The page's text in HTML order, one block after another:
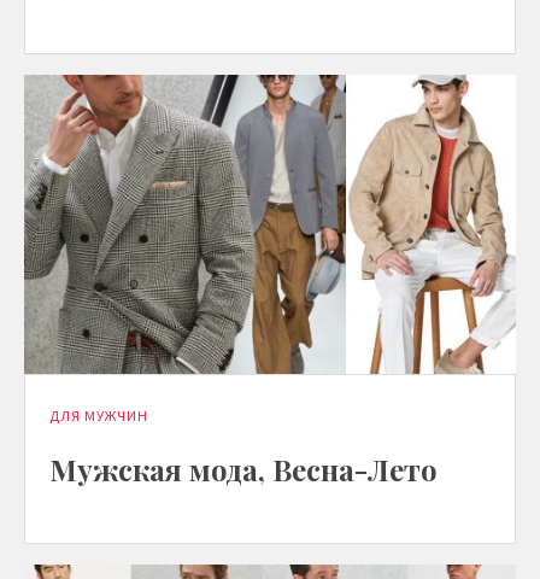
ДЛЯ МУЖЧИН
Мужская мода, Весна-Лето